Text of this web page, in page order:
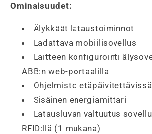
Ominaisuudet:
Älykkäät lataustoiminnot
Ladattava mobiilisovellus
Laitteen konfigurointi
ABB:n web-portaalilla
Ohjelmisto etäpäivitettävissä
Sisäinen energiamittari
Latausluvan valtuutus
RFID:llä (1 mukana)